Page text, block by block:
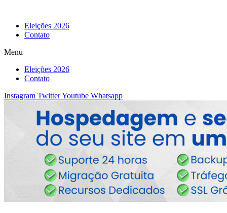
Eleições 2026
Contato
Menu
Eleições 2026
Contato
Instagram TwitterYoutube Whatsapp